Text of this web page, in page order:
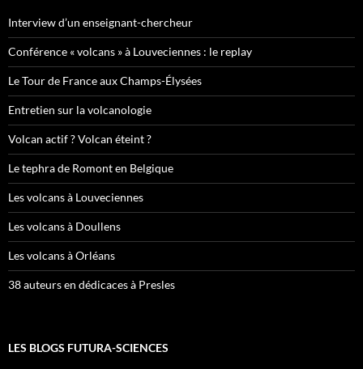
Interview d’un enseignant-chercheur
Conférence « volcans » à Louveciennes : le replay
Le Tour de France aux Champs-Élysées
Entretien sur la volcanologie
Volcan actif ? Volcan éteint ?
Le tephra de Romont en Belgique
Les volcans à Louveciennes
Les volcans à Doullens
Les volcans à Orléans
38 auteurs en dédicaces à Presles
LES BLOGS FUTURA-SCIENCES